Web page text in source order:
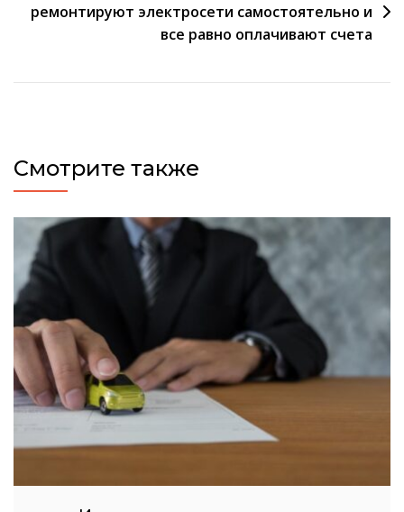
ремонтируют электросети самостоятельно и
все равно оплачивают счета
Смотрите также